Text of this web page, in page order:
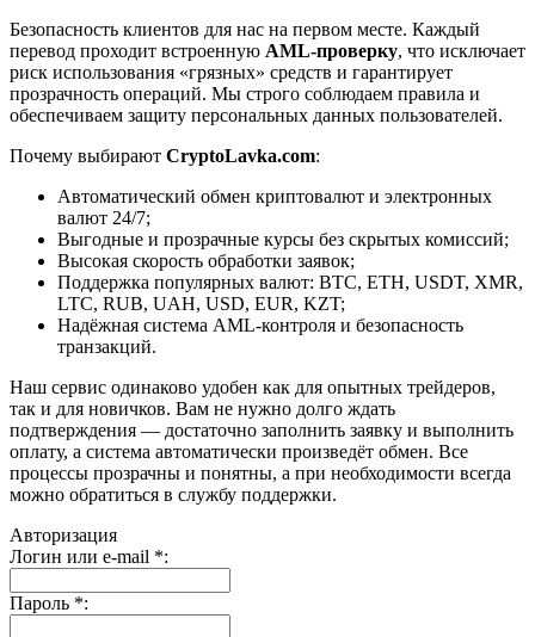
Безопасность клиентов для нас на первом месте. Каждый
перевод проходит встроенную AML-проверку, что исключает
риск использования «грязных» средств и гарантирует
прозрачность операций. Мы строго соблюдаем правила и
обеспечиваем защиту персональных данных пользователей.
Почему выбирают CryptoLavka.com:
Автоматический обмен криптовалют и электронных
валют 24/7;
Выгодные и прозрачные курсы без скрытых комиссий;
Высокая скорость обработки заявок;
Поддержка популярных валют: BTC, ETH, USDT, XMR,
LTC, RUB, UAH, USD, EUR, KZT;
Надёжная система AML-контроля и безопасность
транзакций.
Наш сервис одинаково удобен как для опытных трейдеров,
так и для новичков. Вам не нужно долго ждать
подтверждения — достаточно заполнить заявку и выполнить
оплату, а система автоматически произведёт обмен. Все
процессы прозрачны и понятны, а при необходимости всегда
можно обратиться в службу поддержки.
Авторизация
Логин или e-mail *:
Пароль *: